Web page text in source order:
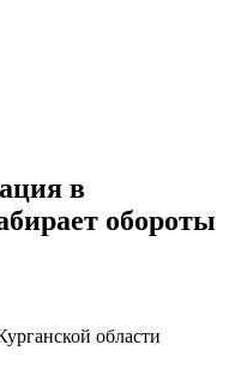
в
обороты
области